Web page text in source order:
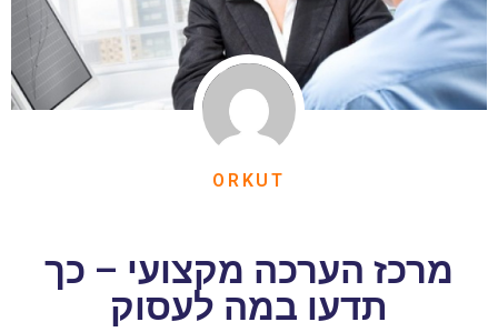
ORKUT
מרכז הערכה מקצועי – כך
תדעו במה לעסוק